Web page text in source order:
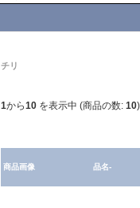
チリ
1から10 を表示中 (商品の数: 10)
商品画像 品名-